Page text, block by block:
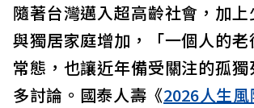
隨著台灣邁入超高齡社會，加
與獨居家庭增加，「一個人的
常態，也讓近年備受關注的孤
多討論。國泰人壽《2026人生